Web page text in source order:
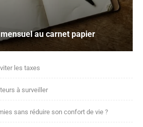
au carnet papier
les taxes
à surveiller
sans réduire son confort de vie ?